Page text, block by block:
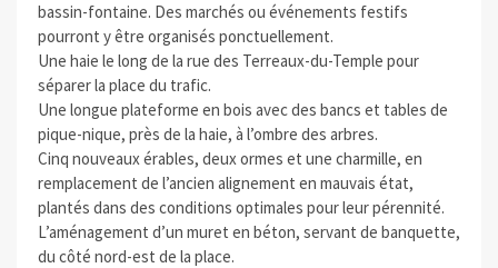
bassin-fontaine. Des marchés ou événements festifs
pourront y être organisés ponctuellement.
Une haie le long de la rue des Terreaux-du-Temple pour
séparer la place du trafic.
Une longue plateforme en bois avec des bancs et tables de
pique-nique, près de la haie, à l’ombre des arbres.
Cinq nouveaux érables, deux ormes et une charmille, en
remplacement de l’ancien alignement en mauvais état,
plantés dans des conditions optimales pour leur pérennité.
L’aménagement d’un muret en béton, servant de banquette,
du côté nord-est de la place.